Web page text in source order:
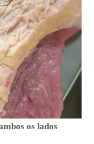
os lados